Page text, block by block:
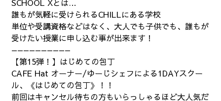
SCHOOL Xとは…
誰もが気軽に受けられるCHILLにある学校
単位や受講資格などはなく、大人でも子供でも、誰もが
受けたい授業に申し込む事が出来ます！
——————————
【第15弾！】はじめての包丁
CAFE Hat オーナー/ゆーじシェフによる1DAYスクー
ル、《はじめての包丁》！！
前回はキャンセル待ちの方もいらっしゃるほど大人気だ